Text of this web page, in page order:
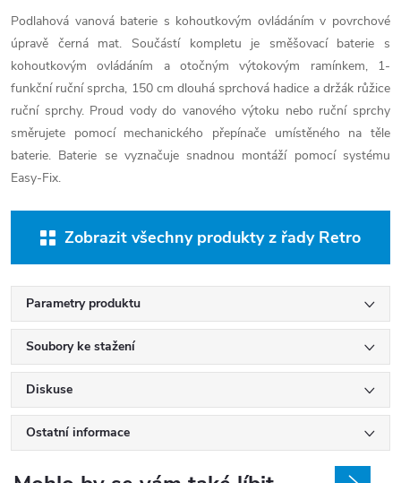
Podlahová vanová baterie s kohoutkovým ovládáním v povrchové
úpravě černá mat. Součástí kompletu je směšovací baterie s
kohoutkovým ovládáním a otočným výtokovým ramínkem, 1-
funkční ruční sprcha, 150 cm dlouhá sprchová hadice a držák růžice
ruční sprchy. Proud vody do vanového výtoku nebo ruční sprchy
směrujete pomocí mechanického přepínače umístěného na těle
baterie. Baterie se vyznačuje snadnou montáží pomocí systému
Easy-Fix.
Zobrazit všechny produkty z řady Retro
Parametry produktu
Soubory ke stažení
Diskuse
Ostatní informace